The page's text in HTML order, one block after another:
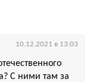
С ними там за
10.12.2021 в 13:03